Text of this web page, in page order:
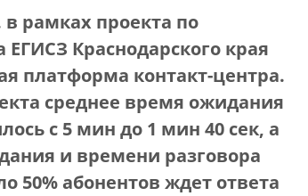
в рамках проекта по
Краснодарского края
платформа контакт-центра.
среднее время ожидания
с 5 мин до 1 мин 40 сек, а
и времени разговора
50% абонентов ждет ответа